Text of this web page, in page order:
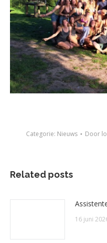
Categorie: Nieuws Door
Related posts
16 juni